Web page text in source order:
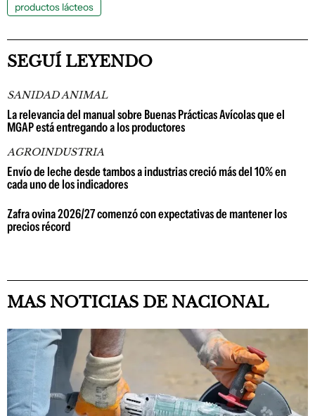
productos lácteos
SEGUÍ LEYENDO
SANIDAD ANIMAL
La relevancia del manual sobre Buenas Prácticas Avícolas que el
MGAP está entregando a los productores
AGROINDUSTRIA
Envío de leche desde tambos a industrias creció más del 10% en
cada uno de los indicadores
Zafra ovina 2026/27 comenzó con expectativas de mantener los
precios récord
MAS NOTICIAS DE NACIONAL